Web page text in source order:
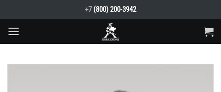
to
content
+7 (800) 200-3942